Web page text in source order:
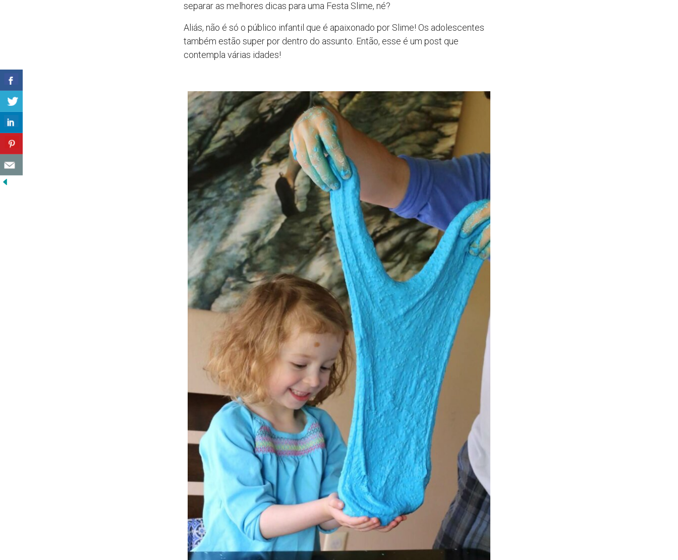
separar as melhores dicas para uma Festa Slime, né?
Aliás, não é só o público infantil que é apaixonado por Slime! Os adolescentes
também estão super por dentro do assunto. Então, esse é um post que
contempla várias idades!